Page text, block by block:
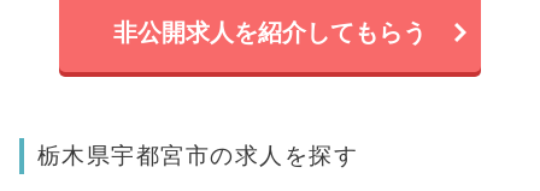
非公開求人を紹介してもらう
栃木県宇都宮市の求人を探す